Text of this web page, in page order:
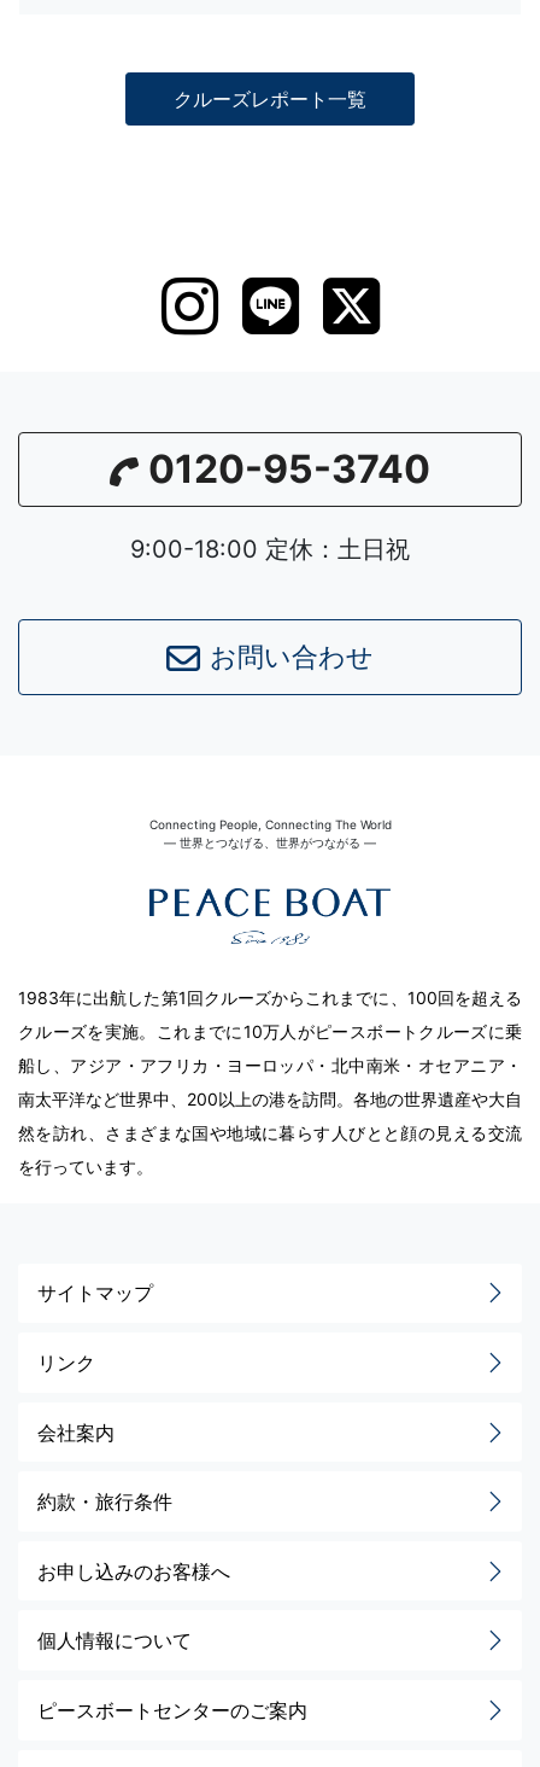
クルーズレポート一覧
0120-95-3740
9:00-18:00 定休：土日祝
お問い合わせ
Connecting People, Connecting The World
― 世界とつなげる、世界がつながる ―
1983年に出航した第1回クルーズからこれまでに、100回を超える
クルーズを実施。これまでに10万人がピースボートクルーズに乗
船し、アジア・アフリカ・ヨーロッパ・北中南米・オセアニア・
南太平洋など世界中、200以上の港を訪問。各地の世界遺産や大自
然を訪れ、さまざまな国や地域に暮らす人びとと顔の見える交流
を行っています。
サイトマップ
リンク
会社案内
約款・旅行条件
お申し込みのお客様へ
個人情報について
ピースボートセンターのご案内